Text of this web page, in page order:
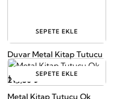
SEPETE EKLE
Duvar Metal Kitap Tutucu
214,50 ₺
SEPETE EKLE
Metal Kitap Tutucu Ok